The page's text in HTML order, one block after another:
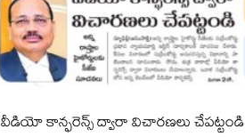
వీడియో కాన్ఫరెన్స్ ద్వారా విచారణలు చేపట్టండి